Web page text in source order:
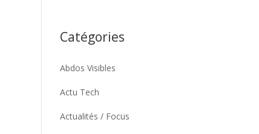
Catégories
Abdos Visibles
Actu Tech
Actualités / Focus